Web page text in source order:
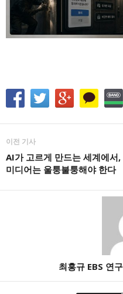
이전 기사
AI가 고르게 만드는 세계에서,
미디어는 울퉁불퉁해야 한다
최홍규 EBS 연